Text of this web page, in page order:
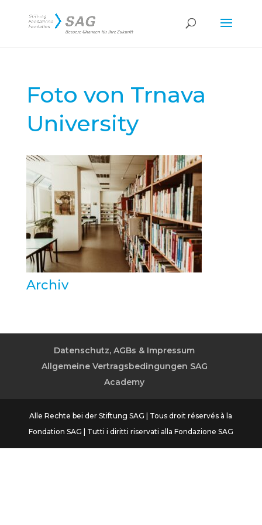
Foto von Trnava
University
Archiv
Datenschutz, AGBs & Impressum
Allgemeine Vertragsbedingungen SAG
Academy
Alle Rechte bei der Stiftung SAG | Tous droit réservés à la
Fondation SAG | Tutti i diritti riservati alla Fondazione SAG